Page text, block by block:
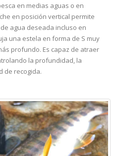
en medias aguas o en
en posición vertical permite
agua deseada incluso en
una estela en forma de S muy
profundo. Es capaz de atraer
la profundidad, la
de recogida.